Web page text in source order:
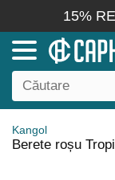
15%
Kangol
Berete roșu